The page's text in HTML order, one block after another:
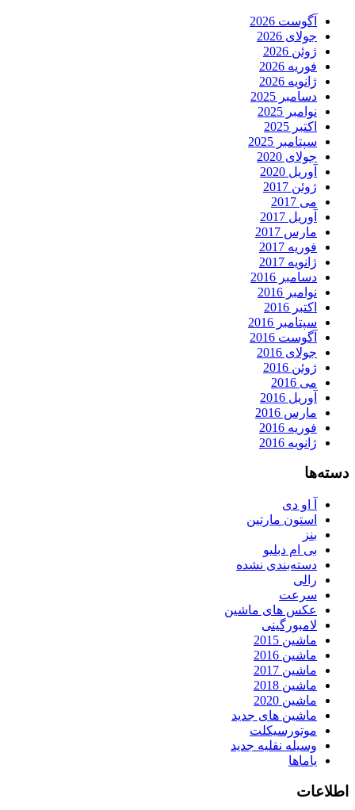
آگوست 2026
جولای 2026
ژوئن 2026
فوریه 2026
ژانویه 2026
دسامبر 2025
نوامبر 2025
اکتبر 2025
سپتامبر 2025
جولای 2020
آوریل 2020
ژوئن 2017
می 2017
آوریل 2017
مارس 2017
فوریه 2017
ژانویه 2017
دسامبر 2016
نوامبر 2016
اکتبر 2016
سپتامبر 2016
آگوست 2016
جولای 2016
ژوئن 2016
می 2016
آوریل 2016
مارس 2016
فوریه 2016
ژانویه 2016
دسته‌ها
آ او دی
استون مارتین
بنز
بی ام دبلیو
دسته‌بندی نشده
رالی
سرعت
عکس های ماشین
لامبورگینی
ماشین 2015
ماشین 2016
ماشین 2017
ماشین 2018
ماشین 2020
ماشین های جدید
موتورسیکلت
وسیله نقلیه جدید
یاماها
اطلاعات